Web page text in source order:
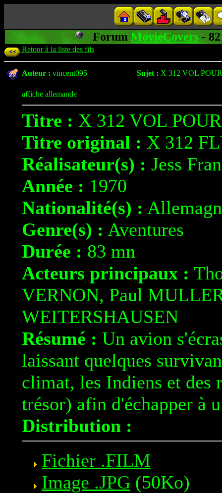
Forum MovieCovers -
Retour à la liste des fils
Auteur : vincent095 Sujet : X 312 VOL
affiche allemande
Titre : X 312 VOL
Titre original : X 312
Réalisateur(s) : Jess
Année : 1970
Nationalité(s) :
Genre(s) : Aventures
Durée : 83 mn
Acteurs principaux :
VERNON, Paul
WEITERSHAUSEN
Résumé : Un avion
laissant quelques
climat, les Indiens et des
trésor) afin d'échapper à
Distribution :
Fichier .FILM
Image .JPG (50Ko)